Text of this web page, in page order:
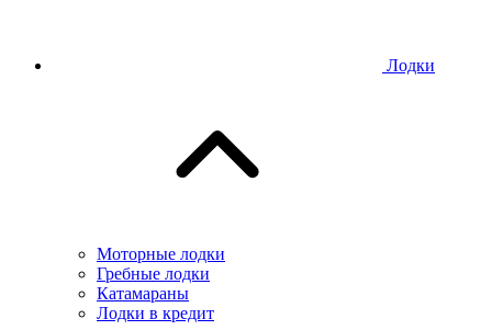
Лодки
Моторные лодки
Гребные лодки
Катамараны
Лодки в кредит